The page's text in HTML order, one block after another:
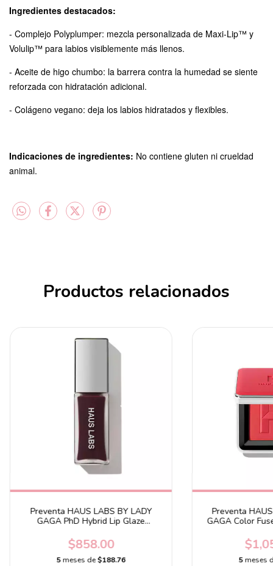
Ingredientes destacados:
- Complejo Polyplumper: mezcla personalizada de Maxi-Lip™ y
Volulip™ para labios visiblemente más llenos.
- Aceite de higo chumbo: la barrera contra la humedad se siente
reforzada con hidratación adicional.
- Colágeno vegano: deja los labios hidratados y flexibles.
Indicaciones de ingredientes: No contiene gluten ni crueldad
animal.
Productos relacionados
Preventa HAUS LABS BY LADY
GAGA PhD Hybrid Lip Glaze
$858.00
5meses de$188.76
Preventa
GAGA Color
5 meses